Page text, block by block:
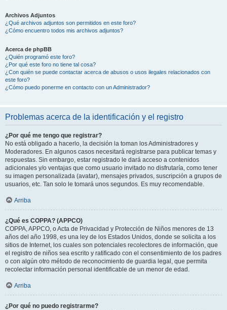
Archivos Adjuntos
¿Qué archivos adjuntos son permitidos en este foro?
¿Cómo encuentro todos mis archivos adjuntos?
Acerca de phpBB
¿Quién programó este foro?
¿Por qué este foro no tiene tal cosa?
¿Con quién se puede contactar acerca de abusos o usos ilegales relacionados con
este foro?
¿Cómo puedo ponerme en contacto con un Administrador?
Problemas acerca de la identificación y el registro
¿Por qué me tengo que registrar?
No está obligado a hacerlo, la decisión la toman los Administradores y
Moderadores. En algunos casos necesitará registrarse para publicar temas y
respuestas. Sin embargo, estar registrado le dará acceso a contenidos
adicionales y/o ventajas que como usuario invitado no disfrutaría, como tener
su imagen personalizada (avatar), mensajes privados, suscripción a grupos de
usuarios, etc. Tan solo le tomará unos segundos. Es muy recomendable.
Arriba
¿Qué es COPPA? (APPCO)
COPPA, APPCO, o Acta de Privacidad y Protección de Niños menores de 13
años del año 1998, es una ley de los Estados Unidos, donde se solicita a los
sitios de Internet, los cuales son potenciales recolectores de información, que
el registro de niños sea escrito y ratificado con el consentimiento de los padres
o con algún otro método de reconocimiento de guardia legal, que permita
recolectar información personal identificable de un menor de edad.
Arriba
¿Por qué no puedo registrarme?